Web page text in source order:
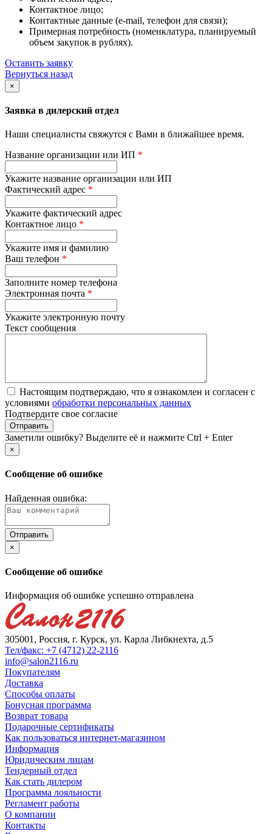
Контактное лицо;
Контактные данные (e-mail, телефон для связи);
Примерная потребность (номенклатура, планируемый
объем закупок в рублях).
Оставить заявку
Вернуться назад
×
Заявка в дилерский отдел
Наши специалисты свяжутся с Вами в ближайшее время.
Название организации или ИП *
Укажите название организации или ИП
Фактический адрес *
Укажите фактический адрес
Контактное лицо *
Укажите имя и фамилию
Ваш телефон *
Заполните номер телефона
Электронная почта *
Укажите электронную почту
Текст сообщения
Настоящим подтверждаю, что я ознакомлен и согласен с
условиями обработки персональных данных
Подтвердите свое согласие
Заметили ошибку? Выделите её и нажмите Ctrl + Enter
×
Сообщение об ошибке
Найденная ошибка:
×
Сообщение об ошибке
Информация об ошибке успешно отправлена
305001, Россия, г. Курск, ул. Карла Либкнехта, д.5
Тел/факс: +7 (4712) 22-2116
info@salon2116.ru
Покупателям
Доставка
Способы оплаты
Бонусная программа
Возврат товара
Подарочные сертификаты
Как пользоваться интернет-магазином
Информация
Юридическим лицам
Тендерный отдел
Как стать дилером
Программа лояльности
Регламент работы
О компании
Контакты